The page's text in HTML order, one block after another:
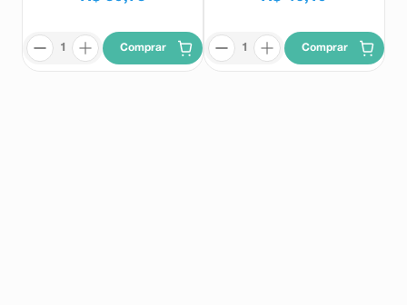
Comprar Comprar